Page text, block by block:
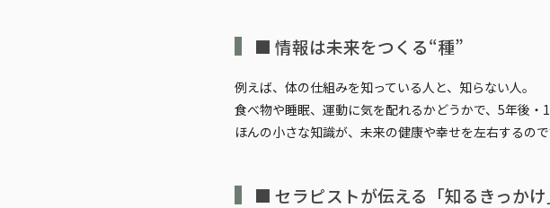
■ 情報は未来をつくる“種”
例えば、体の仕組みを知っている人と、知らない人。
食べ物や睡眠、運動に気を配れるかどうかで、5年後・
ほんの小さな知識が、未来の健康や幸せを左右するので
■ セラピストが伝える「知るきっかけ